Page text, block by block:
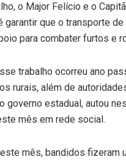
o Major Felício e o
garantir que o transporte
para combater furtos e
trabalho ocorreu ano
rurais, além de
governo estadual, autou
mês em rede social.
mês, bandidos fizeram